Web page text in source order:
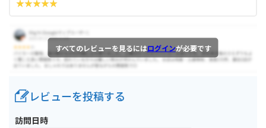
すべてのレビューを見るにはログインが必要です
レビューを投稿する
訪問日時